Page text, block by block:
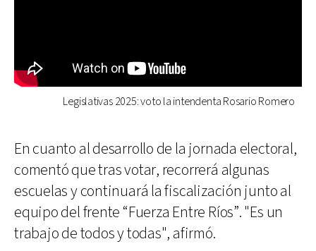
Legislativas 2025: voto la intendenta Rosario Romero
En cuanto al desarrollo de la jornada electoral,
comentó que tras votar, recorrerá algunas
escuelas y continuará la fiscalización junto al
equipo del frente “Fuerza Entre Ríos”. "Es un
trabajo de todos y todas", afirmó.